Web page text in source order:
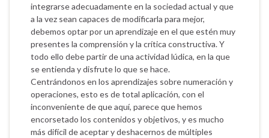
integrarse adecuadamente en la sociedad actual y que
a la vez sean capaces de modificarla para mejor,
debemos optar por un aprendizaje en el que estén muy
presentes la comprensión y la crítica constructiva. Y
todo ello debe partir de una actividad lúdica, en la que
se entienda y disfrute lo que se hace.
Centrándonos en los aprendizajes sobre numeración y
operaciones, esto es de total aplicación, con el
inconveniente de que aquí, parece que hemos
encorsetado los contenidos y objetivos, y es mucho
más difícil de aceptar y deshacernos de múltiples